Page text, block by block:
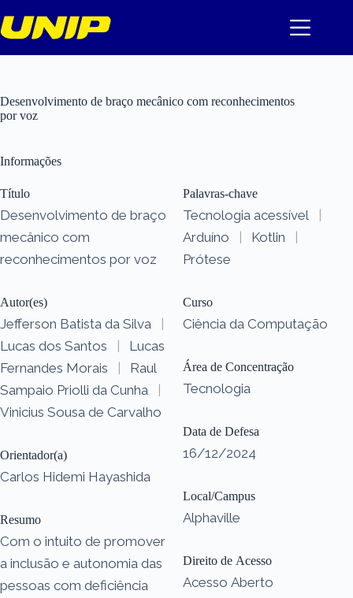
para
o
Desenvolvimento de braço mecânico com reconhecimentos
por voz
Informações
Título
Desenvolvimento de braço
mecânico com
reconhecimentos por voz
Autor(es)
Jefferson Batista da Silva
|
Lucas dos Santos
|
Lucas
Fernandes Morais
|
Raul
Sampaio Priolli da Cunha
|
Vinicius Sousa de Carvalho
Orientador(a)
Carlos Hidemi Hayashida
Resumo
Com o intuito de promover
a inclusão e autonomia das
pessoas com deficiência
Palavras-chave
Tecnologia acessível
|
Arduíno
| Kotlin
|
Prótese
Curso
Ciência da Computação
Área de Concentração
Tecnologia
Data de Defesa
16/12/2024
Local/Campus
Alphaville
Direito de Acesso
Acesso Aberto